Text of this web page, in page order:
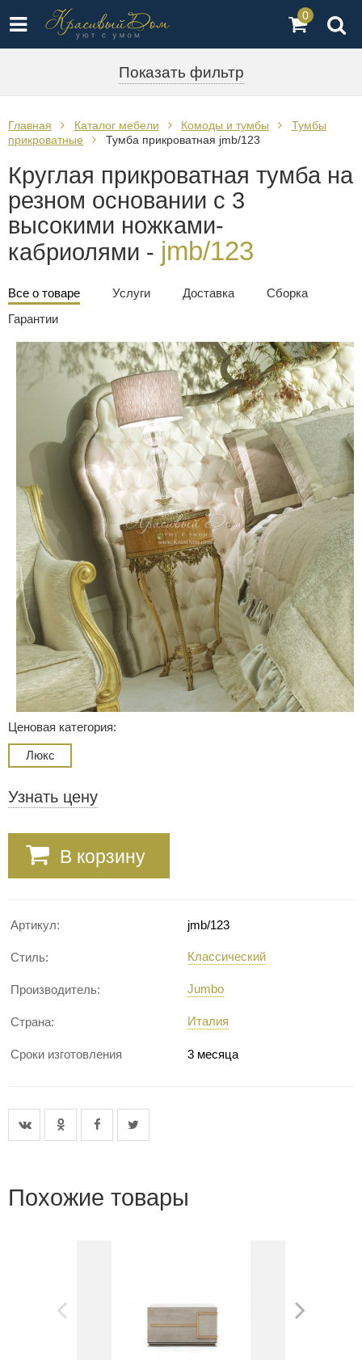
0
Показать фильтр
Главная Каталог мебели Комоды и тумбы
Тумбы
прикроватные
Тумба прикроватная jmb/123
Круглая прикроватная тумба на
резном основании с 3
высокими ножками-
кабриолями - jmb/123
Все о товаре Услуги Доставка
Сборка
Гарантии
Ценовая категория:
Люкс
Узнать цену
В корзину
Артикул: jmb/123
Стиль: Классический
Производитель: Jumbo
Страна: Италия
Сроки изготовления 3 месяца
Похожие товары